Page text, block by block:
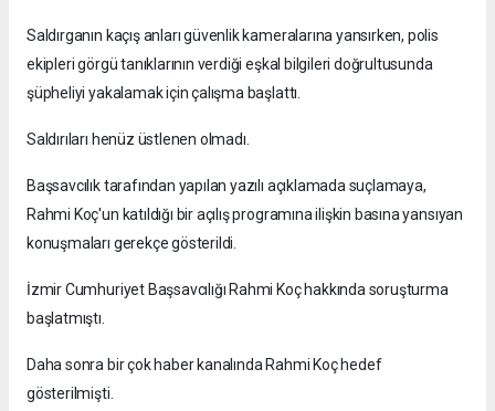
Saldırganın kaçış anları güvenlik kameralarına yansırken, polis
ekipleri görgü tanıklarının verdiği eşkal bilgileri doğrultusunda
şüpheliyi yakalamak için çalışma başlattı.
Saldırıları henüz üstlenen olmadı.
Başsavcılık tarafından yapılan yazılı açıklamada suçlamaya,
Rahmi Koç'un katıldığı bir açılış programına ilişkin basına yansıyan
konuşmaları gerekçe gösterildi.
İzmir Cumhuriyet Başsavcılığı Rahmi Koç hakkında soruşturma
başlatmıştı.
Daha sonra bir çok haber kanalında Rahmi Koç hedef
gösterilmişti.